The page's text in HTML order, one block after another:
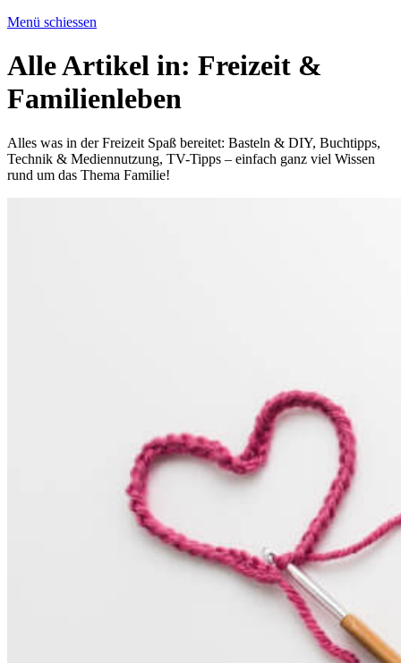
Menü schiessen
Alle Artikel in: Freizeit &
Familienleben
Alles was in der Freizeit Spaß bereitet: Basteln & DIY, Buchtipps,
Technik & Mediennutzung, TV-Tipps – einfach ganz viel Wissen
rund um das Thema Familie!